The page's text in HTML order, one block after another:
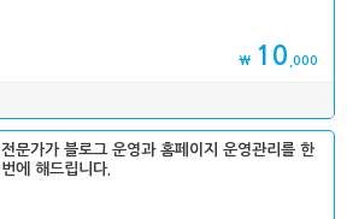
₩ 10 ,000
전문가가 블로그 운영과 홈페이지 운영관리를 한
번에 해드립니다.